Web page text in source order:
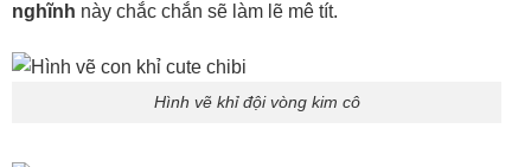
nghĩnh này chắc chắn sẽ làm lẽ mê tít.
Hình vẽ khỉ đội vòng kim cô